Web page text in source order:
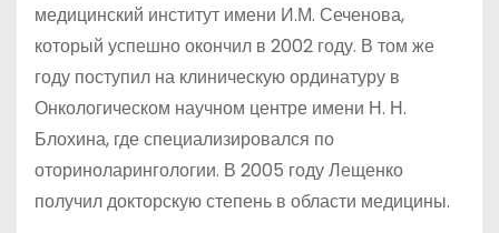
медицинский институт имени И.М. Сеченова,
который успешно окончил в 2002 году. В том же
году поступил на клиническую ординатуру в
Онкологическом научном центре имени Н. Н.
Блохина, где специализировался по
оториноларингологии. В 2005 году Лещенко
получил докторскую степень в области медицины.